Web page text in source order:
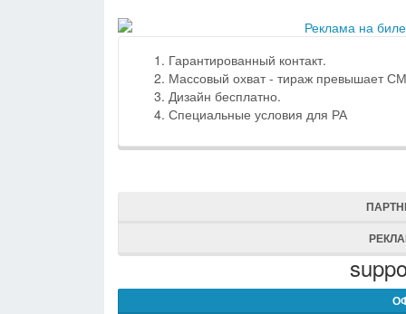
Гарантированный контакт.
Массовый охват - тираж превышает
Дизайн бесплатно.
Специальные условия для РА